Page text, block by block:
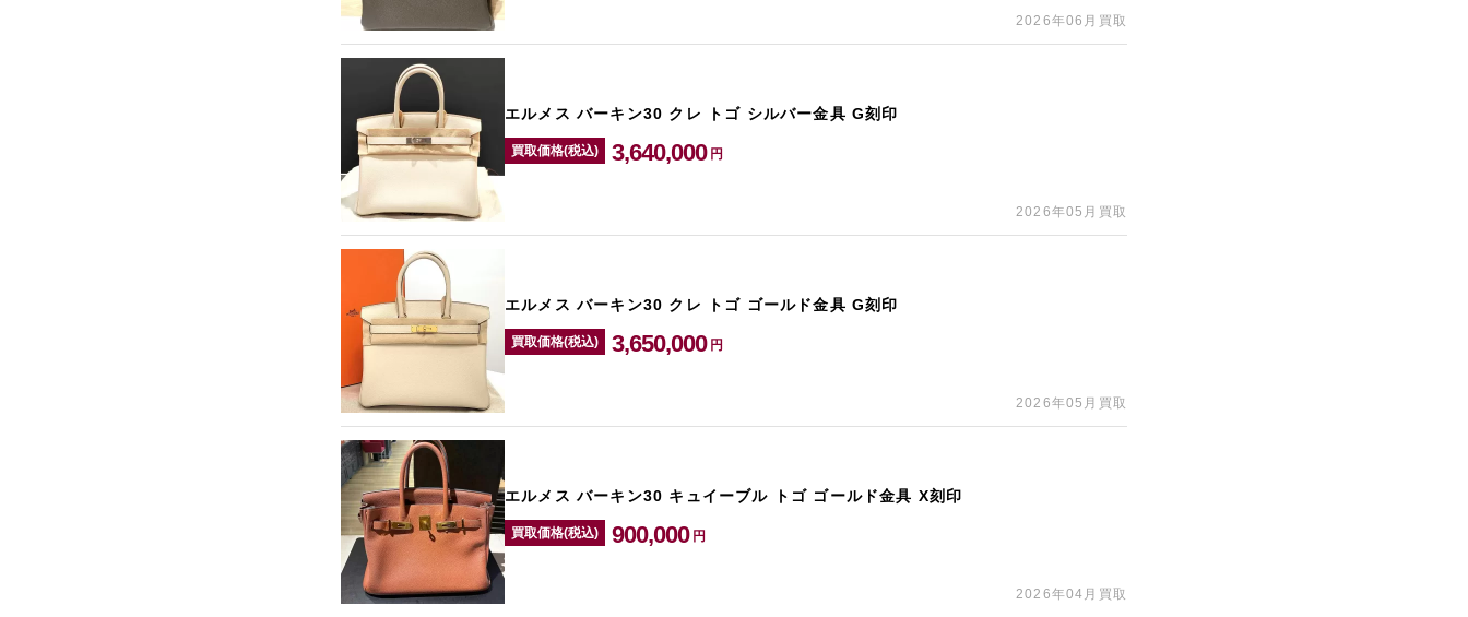
2026年06月買取
エルメス バーキン30 クレ トゴ シルバー金具 G刻印
買取価格(税込) 3,640,000 円
2026年05月買取
エルメス バーキン30 クレ トゴ ゴールド金具 G刻印
買取価格(税込) 3,650,000 円
2026年05月買取
エルメス バーキン30 キュイーブル トゴ ゴールド金具 X刻印
買取価格(税込) 900,000 円
2026年04月買取